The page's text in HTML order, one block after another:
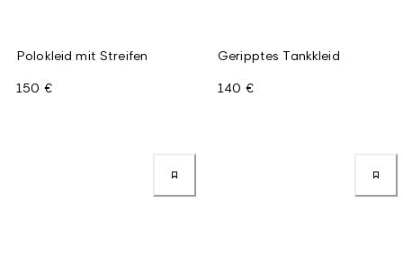
Polokleid mit Streifen
150 €
Geripptes Tankkleid
140 €